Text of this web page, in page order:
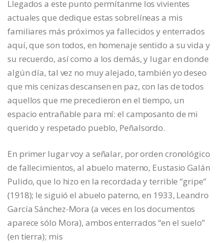
Llegados a este punto permítanme los vivientes
actuales que dedique estas sobrelíneas a mis
familiares más próximos ya fallecidos y enterrados
aquí, que son todos, en homenaje sentido a su vida y
su recuerdo, así como a los demás, y lugar en donde
algún día, tal vez no muy alejado, también yo deseo
que mis cenizas descansen en paz, con las de todos
aquellos que me precedieron en el tiempo, un
espacio entrañable para mí: el camposanto de mi
querido y respetado pueblo, Peñalsordo.
En primer lugar voy a señalar, por orden cronológico
de fallecimientos, al abuelo materno, Eustasio Galán
Pulido, que lo hizo en la recordada y terrible “gripe”
(1918); le siguió el abuelo paterno, en 1933, Leandro
García Sánchez-Mora (a veces en los documentos
aparece sólo Mora), ambos enterrados “en el suelo”
(en tierra); mis